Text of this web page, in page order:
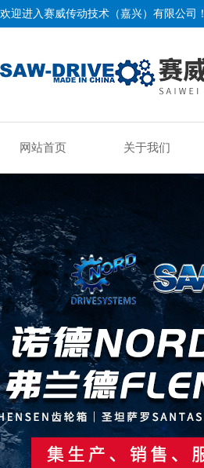
欢迎进入赛威传动技术（嘉兴）有限公司！
网站首页 关于我们